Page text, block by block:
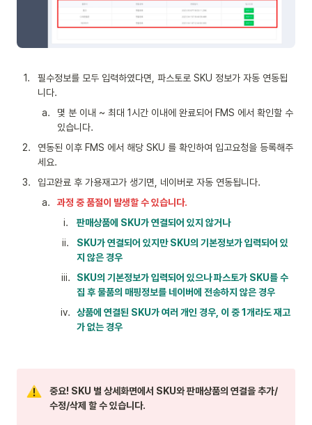
1.
필수정보를 모두 입력하였다면, 파스토로 SKU 정보가 자동 연동됩
니다.
a.
몇 분 이내 ~ 최대 1시간 이내에 완료되어 FMS 에서 확인할 수
있습니다.
2.
연동된 이후 FMS 에서 해당 SKU 를 확인하여 입고요청을 등록해주
세요.
3.
입고완료 후 가용재고가 생기면, 네이버로 자동 연동됩니다.
a.
과정 중 품절이 발생할 수 있습니다.
i.
판매상품에 SKU가 연결되어 있지 않거나
ii.
SKU가 연결되어 있지만 SKU의 기본정보가 입력되어 있
지 않은 경우
iii.
SKU의 기본정보가 입력되어 있으나 파스토가 SKU를 수
집 후 물품의 매핑정보를 네이버에 전송하지 않은 경우
iv.
상품에 연결된 SKU가 여러 개인 경우, 이 중 1개라도 재고
가 없는 경우
중요! SKU 별 상세화면에서 SKU와 판매상품의 연결을 추가/
수정/삭제 할 수 있습니다.